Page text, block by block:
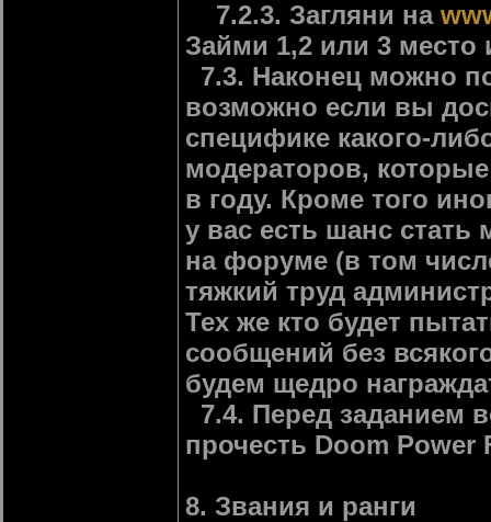
7.2.3. Загляни на
Займи 1,2 или 3 место
7.3. Наконец можно
возможно если вы
специфике какого-
модераторов,
в году. Кроме того
у вас есть шанс стать
на форуме (в том
тяжкий труд
Тех же кто будет
сообщений без
будем щедро
7.4. Перед заданием
прочесть Doom Power
8. Звания и ранги